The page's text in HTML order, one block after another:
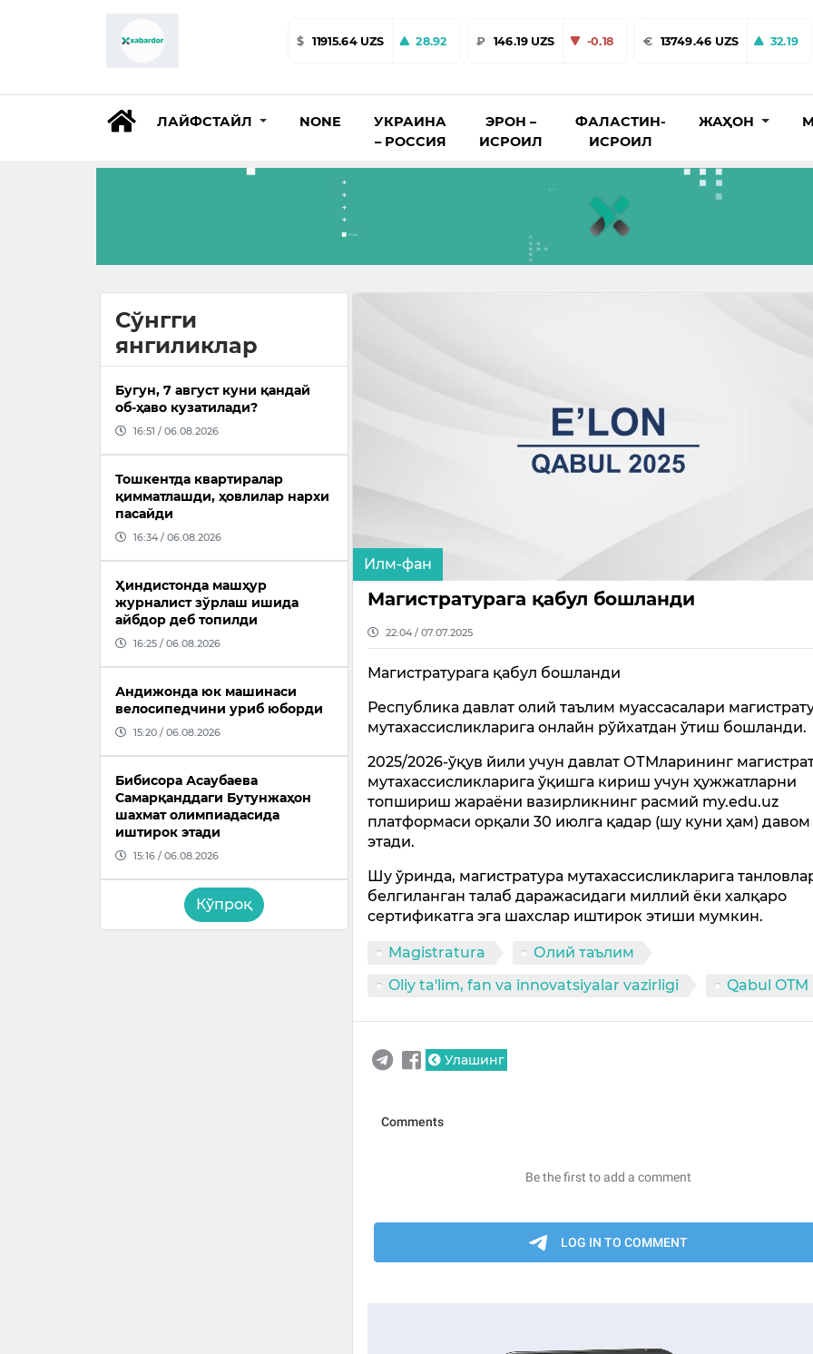
$ 11915.64 UZS 28.92 ₽ 146.19 UZS -0.18 € 13749.46 UZS 32.19
ЛАЙФСТАЙЛ NONE
УКРАИНА
– РОССИЯ
ЭРОН –
ИСРОИЛ
ФАЛАСТИН-
ИСРОИЛ
ЖАҲОН
Сўнгги
янгиликлар
Бугун, 7 август куни қандай
об-ҳаво кузатилади?
16:51 / 06.08.2026
Тошкентда квартиралар
қимматлашди, ҳовлилар нархи
пасайди
16:34 / 06.08.2026
Ҳиндистонда машҳур
журналист зўрлаш ишида
айбдор деб топилди
16:25 / 06.08.2026
Андижонда юк машинаси
велосипедчини уриб юборди
15:20 / 06.08.2026
Бибисора Асаубаева
Самарқанддаги Бутунжаҳон
шахмат олимпиадасида
иштирок этади
15:16 / 06.08.2026
Кўпроқ
Илм-фан
Магистратурага қабул бошланди
22:04 / 07.07.2025
Магистратурага қабул бошланди
Республика давлат олий таълим муассасалари
мутахассисликларига онлайн рўйхатдан ўтиш бошланди.
2025/2026-ўқув йили учун давлат ОТМларининг
мутахассисликларига ўқишга кириш учун ҳужжатларни
топшириш жараёни вазирликнинг расмий my.edu.uz
платформаси орқали 30 июлга қадар (шу куни ҳам) давом
этади.
Шу ўринда, магистратура мутахассисликларига
белгиланган талаб даражасидаги миллий ёки халқаро
сертификатга эга шахслар иштирок этиши мумкин.
Magistratura
Олий таълим
Oliy ta'lim, fan va innovatsiyalar vazirligi
Qabul OTM
Улашинг